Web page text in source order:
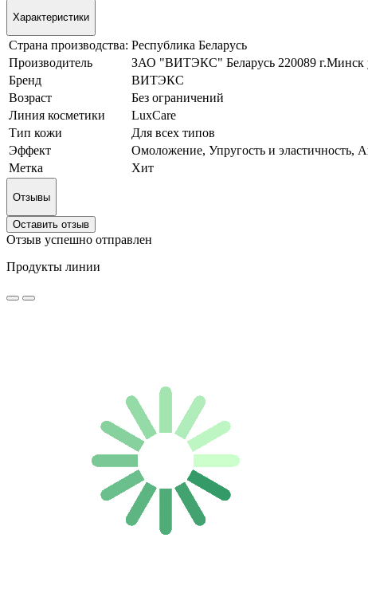
Характеристики
Страна производства: Республика Беларусь
Производитель
ЗАО "ВИТЭКС" Беларусь 220089 г.Минск
Бренд
ВИТЭКС
Возраст
Без ограничений
Линия косметики
LuxCare
Тип кожи
Для всех типов
Эффект
Омоложение, Упругость и эластичность,
Метка
Хит
Отзывы
Оставить отзыв
Отзыв успешно отправлен
Продукты линии